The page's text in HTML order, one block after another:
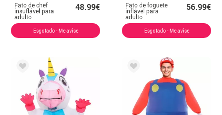
Fato de chef
insuflável para
adulto
48.99€
Esgotado - Me avise
Fato de foguete
inflável para
adulto
56.99€
Esgotado - Me avise